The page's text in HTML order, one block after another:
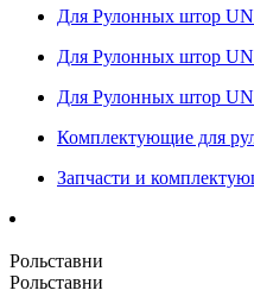
Для Рулонных штор
Для Рулонных штор
Для Рулонных штор
Комплектующие для
Запчасти и
Рольставни
Рольставни